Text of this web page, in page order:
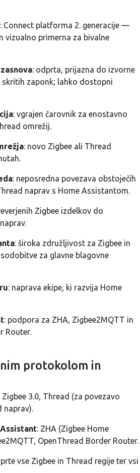
: Connect platforma 2. generacije —
vizualno primerna za bivalne
: odprta, prijazna do izvorne
skritih zaponk; lahko dostopni
: vgrajen čarovnik za enostavno
omrežij.
: novo Zigbee ali Thread
: neposredna povezava obstoječih
naprav s Home Assistantom.
Zigbee izdelkov do
: široka združljivost za Zigbee in
za glavne blagovne
: naprava ekipe, ki razvija Home
: podpora za ZHA, Zigbee2MQTT in
Router.
protokolom in
Zigbee 3.0, Thread (za povezavo
naprav).
: ZHA (Zigbee Home
OpenThread Border Router.
vse Zigbee in Thread regije ter vsi